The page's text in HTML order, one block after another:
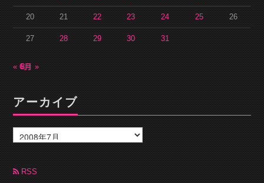
20 21 22 23 24 25 26
27 28 29 30 31
« 6月8月 »
アーカイブ
ー
カ
ブ RSS